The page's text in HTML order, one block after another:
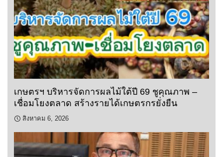
เกษตรฯ บริหารจัดการผลไม้ใต้ปี 69 ชูคุณภาพ –
เชื่อมโยงตลาด สร้างรายได้เกษตรกรยั่งยืน
สิงหาคม 6, 2026